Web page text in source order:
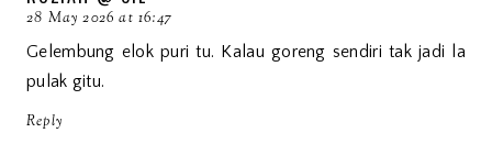
28 May 2026 at 16:47
Gelembung elok puri tu. Kalau goreng sendiri tak jadi la
pulak gitu.
Reply